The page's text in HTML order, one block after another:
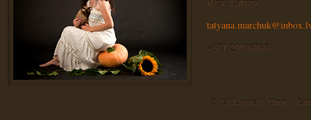
+371 29198788
© El'Loriell Onn |